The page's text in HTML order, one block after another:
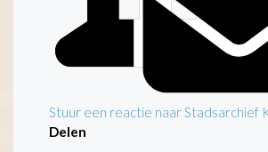
Stuur een reactie naar Stadsarchief
Delen